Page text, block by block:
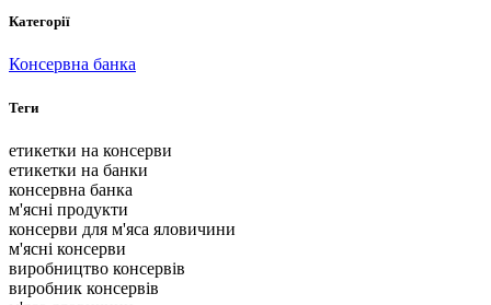
Категорії
Консервна банка
Теги
етикетки на консерви
етикетки на банки
консервна банка
м'ясні продукти
консерви для м'яса яловичини
м'ясні консерви
виробництво консервів
виробник консервів